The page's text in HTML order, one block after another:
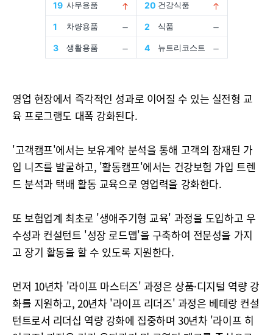
영업 현장에서 즉각적인 성과로 이어질 수 있는 실전형 교
육 프로그램도 대폭 강화된다.
'고객캠프'에서는 보유계약 분석을 통해 고객의 잠재된 가
입 니즈를 발굴하고, '활동캠프'에서는 건강보험 가입 트렌
드 분석과 택배 활동 교육으로 영업력을 강화한다.
또 보험업계 최초로 '생애주기형 교육' 과정을 도입하고 우
수성과 컨설턴트 '성장 로드맵'을 구축하여 전문성을 가지
고 장기 활동을 할 수 있도록 지원한다.
먼저 10년차 '라이프 마스터즈' 과정은 상품·디지털 역량 강
화를 지원하고, 20년차 '라이프 리더즈' 과정은 베테랑 컨설
턴트로서 리더십 역량 강화에 집중하며 30년차 '라이프 히